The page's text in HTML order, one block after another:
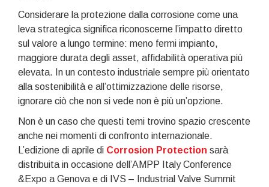
Considerare la protezione dalla corrosione come una
leva strategica significa riconoscerne l’impatto diretto
sul valore a lungo termine: meno fermi impianto,
maggiore durata degli asset, affidabilità operativa più
elevata. In un contesto industriale sempre più orientato
alla sostenibilità e all’ottimizzazione delle risorse,
ignorare ciò che non si vede non è più un’opzione.
Non è un caso che questi temi trovino spazio crescente
anche nei momenti di confronto internazionale.
L’edizione di aprile di Corrosion Protection sarà
distribuita in occasione dell’AMPP Italy Conference
&Expo a Genova e di IVS – Industrial Valve Summit